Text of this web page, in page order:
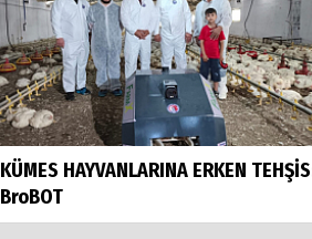
KÜMES HAYVANLARINA ERKEN
BroBOT